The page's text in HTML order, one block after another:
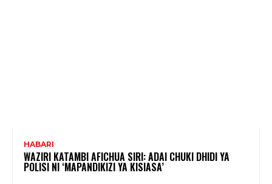
HABARI
WAZIRI KATAMBI AFICHUA SIRI: ADAI CHUKI DHIDI YA
POLISI NI ‘MAPANDIKIZI YA KISIASA’